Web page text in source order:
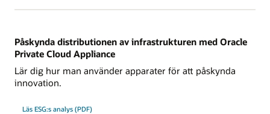
Påskynda distributionen av infrastrukturen med Oracle
Private Cloud Appliance
Lär dig hur man använder apparater för att påskynda
innovation.
Läs ESG:s analys (PDF)